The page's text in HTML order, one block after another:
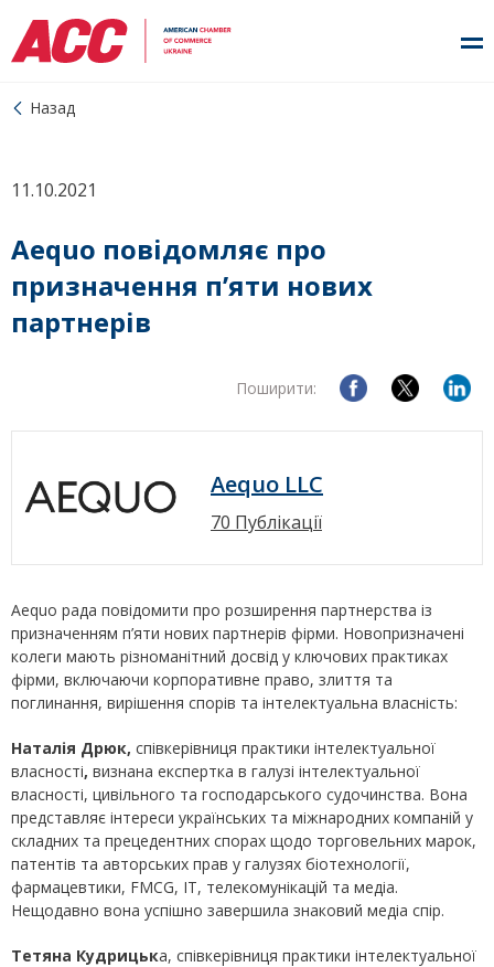
Назад
11.10.2021
Aequo повідомляє про
призначення п’яти нових
партнерів
Поширити:
Aequo LLC
70 Публікації
Aequo рада повідомити про розширення партнерства із
призначенням п’яти нових партнерів фірми. Новопризначені
колеги мають різноманітний досвід у ключових практиках
фірми, включаючи корпоративне право, злиття та
поглинання, вирішення спорів та інтелектуальна власність:
Наталія Дрюк, співкерівниця практики інтелектуальної
власності, визнана експертка в галузі інтелектуальної
власності, цивільного та господарського судочинства. Вона
представляє інтереси українських та міжнародних компаній у
складних та прецедентних спорах щодо торговельних марок,
патентів та авторських прав у галузях біотехнології,
фармацевтики, FMCG, IT, телекомунікацій та медіа.
Нещодавно вона успішно завершила знаковий медіа спір.
Тетяна Кудрицька, співкерівниця практики інтелектуальної